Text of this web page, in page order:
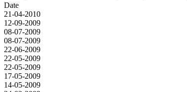
Date
21-04-2010
12-09-2009
08-07-2009
08-07-2009
22-06-2009
22-05-2009
22-05-2009
17-05-2009
14-05-2009